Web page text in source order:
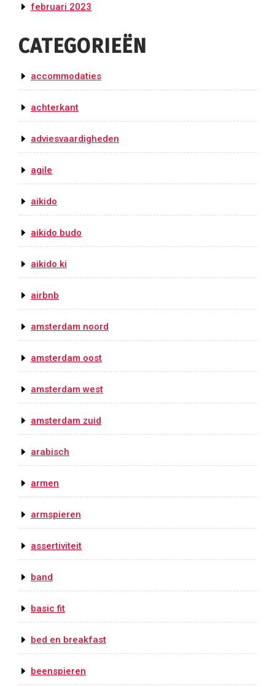
februari 2023
CATEGORIEËN
accommodaties
achterkant
adviesvaardigheden
agile
aikido
aikido budo
aikido ki
airbnb
amsterdam noord
amsterdam oost
amsterdam west
amsterdam zuid
arabisch
armen
armspieren
assertiviteit
band
basic fit
bed en breakfast
beenspieren